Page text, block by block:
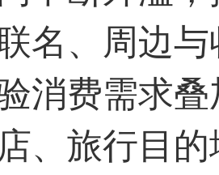
名、周边
消费需求
、旅行目